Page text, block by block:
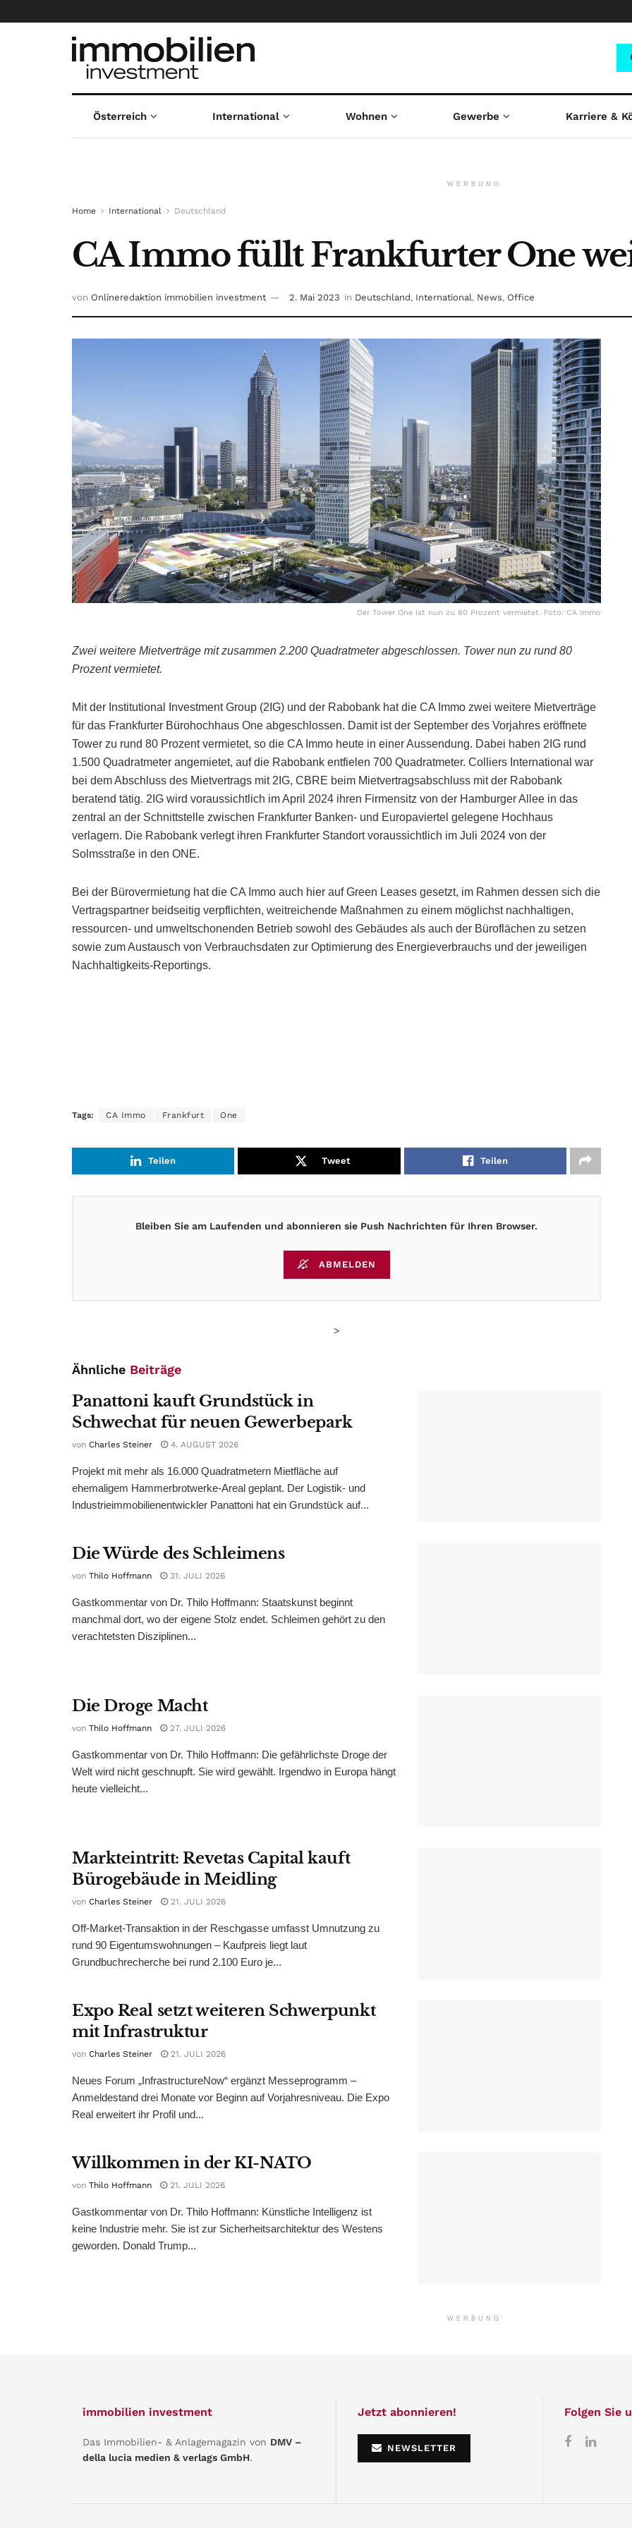
Österreich International Wohnen Gewerbe Karriere &
WERBUNG
Home International Deutschland
CA Immo füllt Frankfurter One
von Onlineredaktion immobilien investment 2. Mai 2023 in Deutschland, International, News, Office
Der Tower One ist nun zu 80 Prozent vermietet. Foto: CA Immo
Zwei weitere Mietverträge mit zusammen 2.200 Quadratmeter abgeschlossen. Tower nun zu rund 80
Prozent vermietet.
Mit der Institutional Investment Group (2IG) und der Rabobank hat die CA Immo zwei weitere Mietverträge
für das Frankfurter Bürohochhaus One abgeschlossen. Damit ist der September des Vorjahres eröffnete
Tower zu rund 80 Prozent vermietet, so die CA Immo heute in einer Aussendung. Dabei haben 2IG rund
1.500 Quadratmeter angemietet, auf die Rabobank entfielen 700 Quadratmeter. Colliers International war
bei dem Abschluss des Mietvertrags mit 2IG, CBRE beim Mietvertragsabschluss mit der Rabobank
beratend tätig. 2IG wird voraussichtlich im April 2024 ihren Firmensitz von der Hamburger Allee in das
zentral an der Schnittstelle zwischen Frankfurter Banken- und Europaviertel gelegene Hochhaus
verlagern. Die Rabobank verlegt ihren Frankfurter Standort voraussichtlich im Juli 2024 von der
Solmsstraße in den ONE.
Bei der Bürovermietung hat die CA Immo auch hier auf Green Leases gesetzt, im Rahmen dessen sich die
Vertragspartner beidseitig verpflichten, weitreichende Maßnahmen zu einem möglichst nachhaltigen,
ressourcen- und umweltschonenden Betrieb sowohl des Gebäudes als auch der Büroflächen zu setzen
sowie zum Austausch von Verbrauchsdaten zur Optimierung des Energieverbrauchs und der jeweiligen
Nachhaltigkeits-Reportings.
Tags: CA Immo Frankfurt One
Teilen Tweet Teilen
Bleiben Sie am Laufenden und abonnieren sie Push Nachrichten für Ihren Browser.
ABMELDEN
>
Ähnliche Beiträge
Panattoni kauft Grundstück in
Schwechat für neuen Gewerbepark
von Charles Steiner 4. AUGUST 2026
Projekt mit mehr als 16.000 Quadratmetern Mietfläche auf
ehemaligem Hammerbrotwerke-Areal geplant. Der Logistik- und
Industrieimmobilienentwickler Panattoni hat ein Grundstück auf...
Die Würde des Schleimens
von Thilo Hoffmann 31. JULI 2026
Gastkommentar von Dr. Thilo Hoffmann: Staatskunst beginnt
manchmal dort, wo der eigene Stolz endet. Schleimen gehört zu den
verachtetsten Disziplinen...
Die Droge Macht
von Thilo Hoffmann 27. JULI 2026
Gastkommentar von Dr. Thilo Hoffmann: Die gefährlichste Droge der
Welt wird nicht geschnupft. Sie wird gewählt. Irgendwo in Europa hängt
heute vielleicht...
Markteintritt: Revetas Capital kauft
Bürogebäude in Meidling
von Charles Steiner 21. JULI 2026
Off-Market-Transaktion in der Reschgasse umfasst Umnutzung zu
rund 90 Eigentumswohnungen – Kaufpreis liegt laut
Grundbuchrecherche bei rund 2.100 Euro je...
Expo Real setzt weiteren Schwerpunkt
mit Infrastruktur
von Charles Steiner 21. JULI 2026
Neues Forum „InfrastructureNow“ ergänzt Messeprogramm –
Anmeldestand drei Monate vor Beginn auf Vorjahresniveau. Die Expo
Real erweitert ihr Profil und...
Willkommen in der KI-NATO
von Thilo Hoffmann 21. JULI 2026
Gastkommentar von Dr. Thilo Hoffmann: Künstliche Intelligenz ist
keine Industrie mehr. Sie ist zur Sicherheitsarchitektur des Westens
geworden. Donald Trump...
WERBUNG
immobilien investment
Das Immobilien- & Anlagemagazin von DMV –
della lucia medien & verlags GmbH.
Jetzt abonnieren!
NEWSLETTER
Folgen Sie